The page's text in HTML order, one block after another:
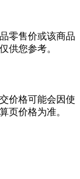
零售价或该商品
供您参考。
价格可能会因使
页价格为准。